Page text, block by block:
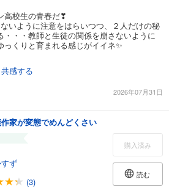
高校生の青春だ❣
いように注意をはらいつつ、２人だけの秘
・・・教師と生徒の関係を崩さないように
くりと育まれる感じがイイネ✨️
共感する
2026年07月31日
家が変態でめんどくさい
ず
(3)
購入済み
読む